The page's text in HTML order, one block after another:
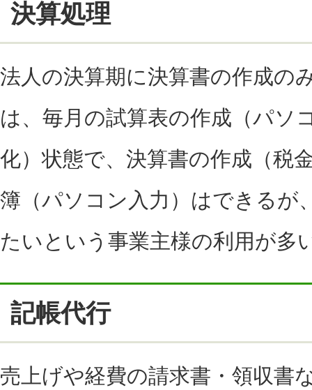
決算処理
法人の決算期に決算書の作成の
は、毎月の試算表の作成（パソ
化）状態で、決算書の作成（税
簿（パソコン入力）はできるが
たいという事業主様の利用が多
記帳代行
売上げや経費の請求書・領収書